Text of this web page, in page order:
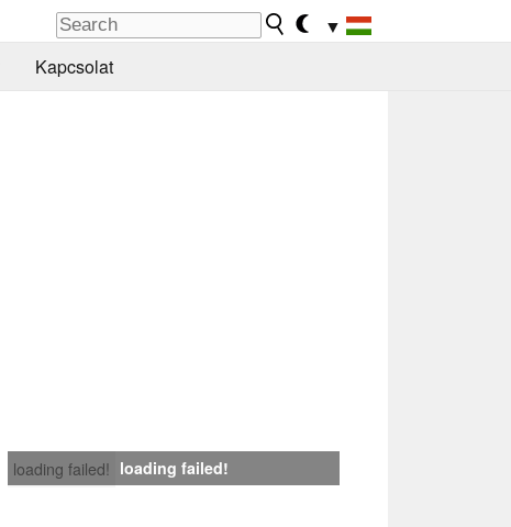
▼
Kapcsolat
loading failed! loading failed!